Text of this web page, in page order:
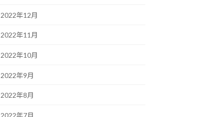
2022年12月
2022年11月
2022年10月
2022年9月
2022年8月
2022年7月